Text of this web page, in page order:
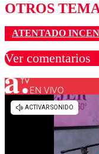
OTROS
ATENTADO
Ver comentarios
Los
EN VIVO